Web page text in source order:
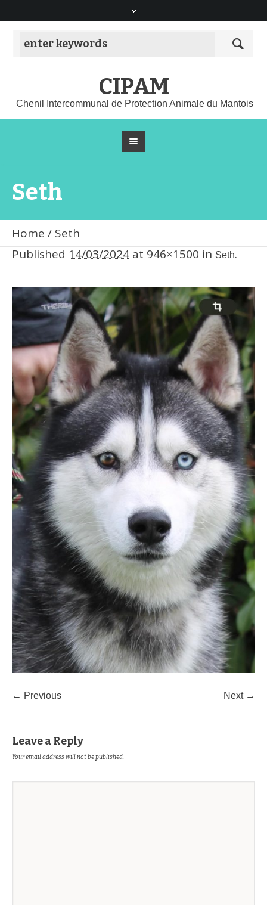
CIPAM
Chenil Intercommunal de Protection Animale du Mantois
Seth
Home / Seth
Published 14/03/2024 at 946×1500 in Seth.
← Previous Next →
Leave a Reply
Your email address will not be published.